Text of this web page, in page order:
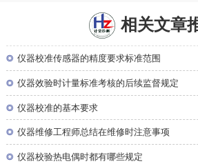
相关文章
◎ 仪器校准传感器的精度要求标准范围
◎ 仪器效验时计量标准考核的后续监督规定
◎ 仪器校准的基本要求
◎ 仪器维修工程师总结在维修时注意事项
◎ 仪器校验热电偶时都有哪些规定